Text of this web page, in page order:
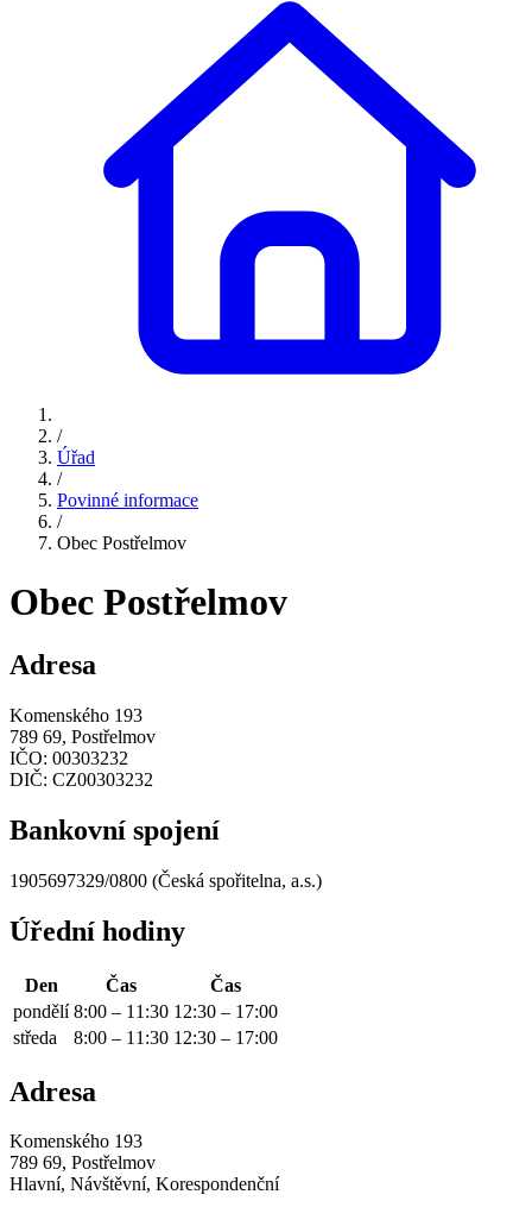
/
Úřad
/
Povinné informace
/
Obec Postřelmov
Obec Postřelmov
Adresa
Komenského 193
789 69, Postřelmov
IČO: 00303232
DIČ: CZ00303232
Bankovní spojení
1905697329/0800 (Česká spořitelna, a.s.)
Úřední hodiny
Den Čas
Čas
pondělí 8:00 – 11:30 12:30 – 17:00
středa
8:00 – 11:30 12:30 – 17:00
Adresa
Komenského 193
789 69, Postřelmov
Hlavní, Návštěvní, Korespondenční